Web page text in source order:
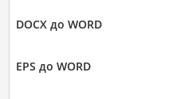
DOCX до WORD
EPS до WORD